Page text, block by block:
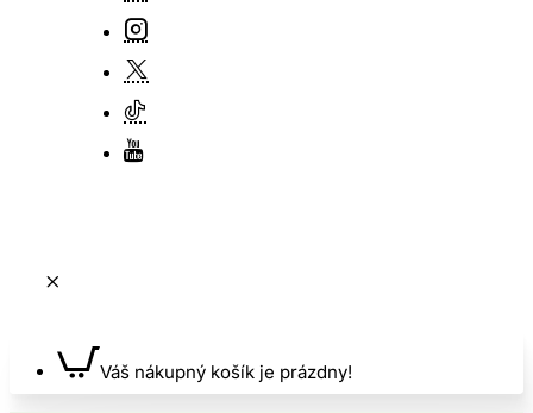
Váš nákupný košík je prázdny!